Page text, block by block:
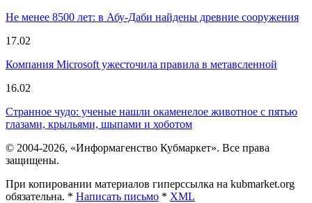
Не менее 8500 лет: в Абу-Даби найдены древние сооружения
17.02
Компания Microsoft ужесточила правила в метавсленной
16.02
Странное чудо: ученые нашли окаменелое животное с пятью
глазами, крыльями, шыпами и хоботом
© 2004-2026, «Информагенство Кубмаркет». Все права
защищены.
При копировании материалов гиперссылка на kubmarket.org
обязательна. * Написать письмо * XML